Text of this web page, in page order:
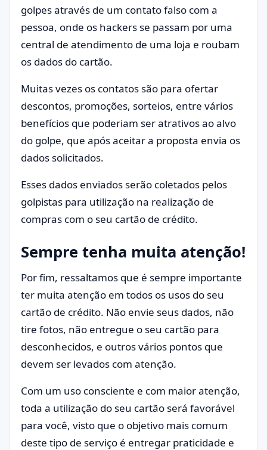
golpes através de um contato falso com a
pessoa, onde os hackers se passam por uma
central de atendimento de uma loja e roubam
os dados do cartão.
Muitas vezes os contatos são para ofertar
descontos, promoções, sorteios, entre vários
benefícios que poderiam ser atrativos ao alvo
do golpe, que após aceitar a proposta envia os
dados solicitados.
Esses dados enviados serão coletados pelos
golpistas para utilização na realização de
compras com o seu cartão de crédito.
Sempre tenha muita atenção!
Por fim, ressaltamos que é sempre importante
ter muita atenção em todos os usos do seu
cartão de crédito. Não envie seus dados, não
tire fotos, não entregue o seu cartão para
desconhecidos, e outros vários pontos que
devem ser levados com atenção.
Com um uso consciente e com maior atenção,
toda a utilização do seu cartão será favorável
para você, visto que o objetivo mais comum
deste tipo de serviço é entregar praticidade e